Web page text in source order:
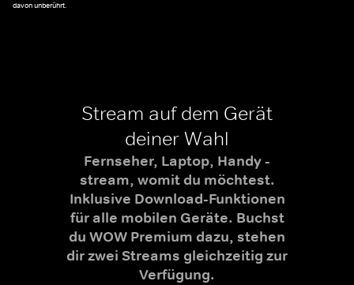
davon unberührt.
Stream auf dem Gerät
deiner Wahl
Fernseher, Laptop, Handy -
stream, womit du möchtest.
Inklusive Download-Funktionen
für alle mobilen Geräte. Buchst
du WOW Premium dazu, stehen
dir zwei Streams gleichzeitig zur
Verfügung.